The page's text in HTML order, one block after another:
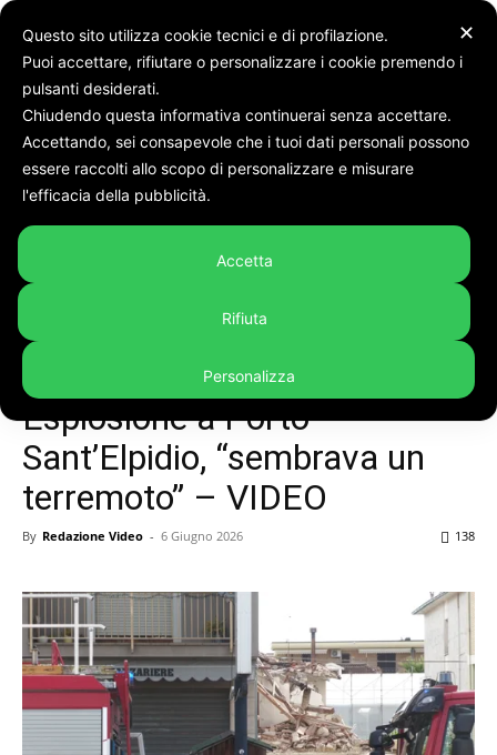
Home Video
Esplosione a Porto
Sant’Elpidio, “sembrava un
terremoto” – VIDEO
By Redazione Video - 6 Giugno 2026 138
✕
Questo sito utilizza cookie tecnici e di profilazione.
Puoi accettare, rifiutare o personalizzare i cookie premendo i
pulsanti desiderati.
Chiudendo questa informativa continuerai senza accettare.
Accettando, sei consapevole che i tuoi dati personali possono
essere raccolti allo scopo di personalizzare e misurare
l'efficacia della pubblicità.
Accetta
Rifiuta
Personalizza